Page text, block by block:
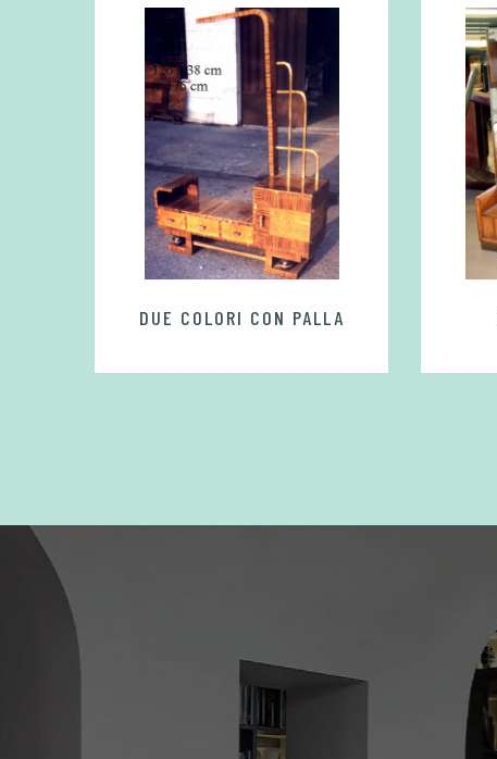
DUE COLORI CON PALLA